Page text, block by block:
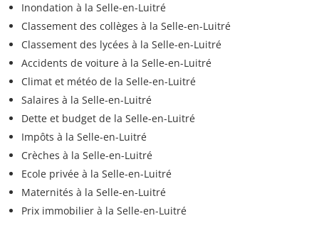
Inondation à la Selle-en-Luitré
Classement des collèges à la Selle-en-Luitré
Classement des lycées à la Selle-en-Luitré
Accidents de voiture à la Selle-en-Luitré
Climat et météo de la Selle-en-Luitré
Salaires à la Selle-en-Luitré
Dette et budget de la Selle-en-Luitré
Impôts à la Selle-en-Luitré
Crèches à la Selle-en-Luitré
Ecole privée à la Selle-en-Luitré
Maternités à la Selle-en-Luitré
Prix immobilier à la Selle-en-Luitré